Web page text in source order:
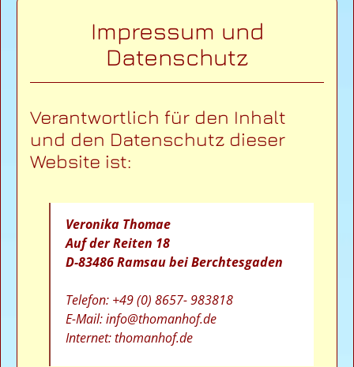
Impressum und
Datenschutz
Verantwortlich für den Inhalt
und den Datenschutz dieser
Website ist:
Veronika Thomae
Auf der Reiten 18
D-83486 Ramsau bei Berchtesgaden
Telefon: +49 (0) 8657- 983818
E-Mail:info@thomanhof.de
Internet: thomanhof.de